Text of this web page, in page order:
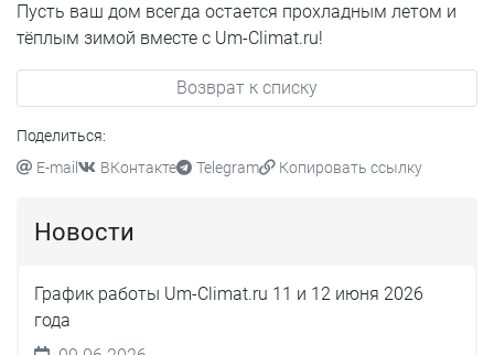
Новости
График работы Um-Climat.ru 11 и 12 июня 2026
года
Пусть ваш дом всегда остается прохладным летом и
тёплым зимой вместе с Um-Climat.ru!
Возврат к списку
Поделиться:
E-mail
ВКонтакте Telegram Копировать ссылку